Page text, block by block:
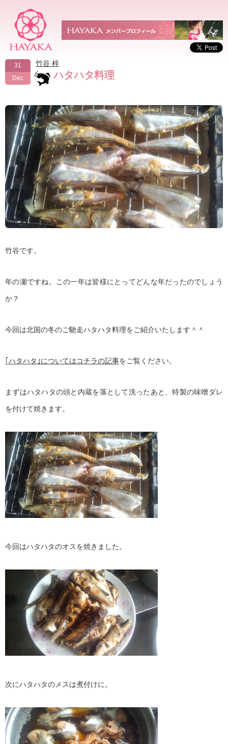
31
Dec
竹谷 梓
ハタハタ料理
竹谷です。
年の瀬ですね。この一年は皆様にとってどんな年だったのでしょう
か？
今回は北国の冬のご馳走ハタハタ料理をご紹介いたします＾＾
｢ハタハタ｣についてはコチラの記事をご覧ください。
まずはハタハタの頭と内蔵を落として洗ったあと、特製の味噌ダレ
を付けて焼きます。
今回はハタハタのオスを焼きました。
次にハタハタのメスは煮付けに。